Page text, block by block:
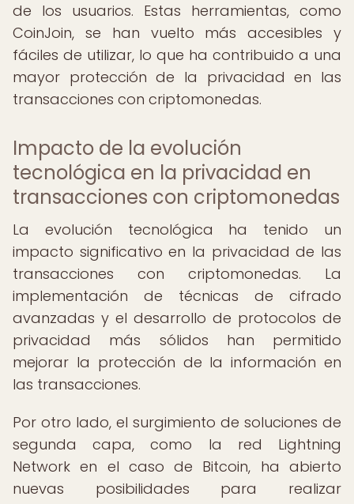
de los usuarios. Estas herramientas, como
CoinJoin, se han vuelto más accesibles y
fáciles de utilizar, lo que ha contribuido a una
mayor protección de la privacidad en las
transacciones con criptomonedas.
Impacto de la evolución
tecnológica en la privacidad en
transacciones con criptomonedas
La evolución tecnológica ha tenido un
impacto significativo en la privacidad de las
transacciones con criptomonedas. La
implementación de técnicas de cifrado
avanzadas y el desarrollo de protocolos de
privacidad más sólidos han permitido
mejorar la protección de la información en
las transacciones.
Por otro lado, el surgimiento de soluciones de
segunda capa, como la red Lightning
Network en el caso de Bitcoin, ha abierto
nuevas posibilidades para realizar